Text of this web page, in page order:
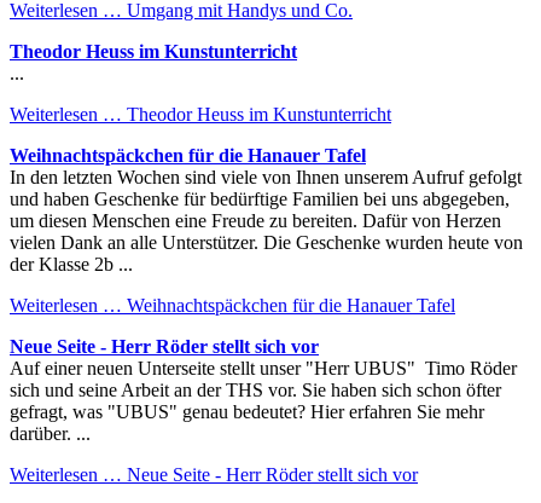
Weiterlesen … Umgang mit Handys und Co.
Theodor Heuss im Kunstunterricht
...
Weiterlesen … Theodor Heuss im Kunstunterricht
Weihnachtspäckchen für die Hanauer Tafel
In den letzten Wochen sind viele von Ihnen unserem Aufruf gefolgt
und haben Geschenke für bedürftige Familien bei uns abgegeben,
um diesen Menschen eine Freude zu bereiten. Dafür von Herzen
vielen Dank an alle Unterstützer. Die Geschenke wurden heute von
der Klasse 2b ...
Weiterlesen … Weihnachtspäckchen für die Hanauer Tafel
Neue Seite - Herr Röder stellt sich vor
Auf einer neuen Unterseite stellt unser "Herr UBUS" Timo Röder
sich und seine Arbeit an der THS vor. Sie haben sich schon öfter
gefragt, was "UBUS" genau bedeutet? Hier erfahren Sie mehr
darüber. ...
Weiterlesen … Neue Seite - Herr Röder stellt sich vor